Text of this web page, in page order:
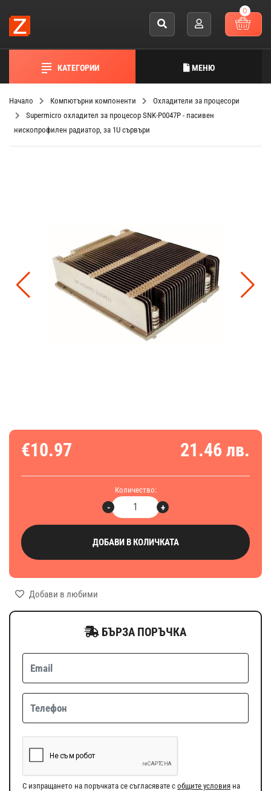
0
КАТЕГОРИИ МЕНЮ
Начало Компютърни компоненти
Охладители за процесори
Supermicro охладител за процесор SNK-P0047P - пасивен
нископрофилен радиатор, за 1U сървъри
€10.97 21.46 лв.
Количество:
+
-
ДОБАВИ В КОЛИЧКАТА
Добави в любими
БЪРЗА ПОРЪЧКА
С изпращането на поръчката се съгласявате с общите условия на